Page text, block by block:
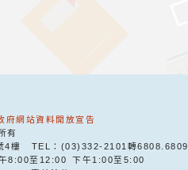
府網站資料開放宣告
有
4樓
TEL：(03)332-2101轉6808.6809
午8:00至12:00 下午1:00至5:00